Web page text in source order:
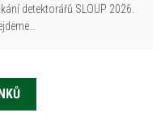
detektorářů SLOUP 2026.